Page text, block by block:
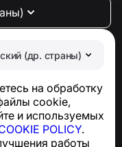
(др. страны)
на обработку
cookie,
и используемых
POLICY.
работы
для защиты от
нежелательных